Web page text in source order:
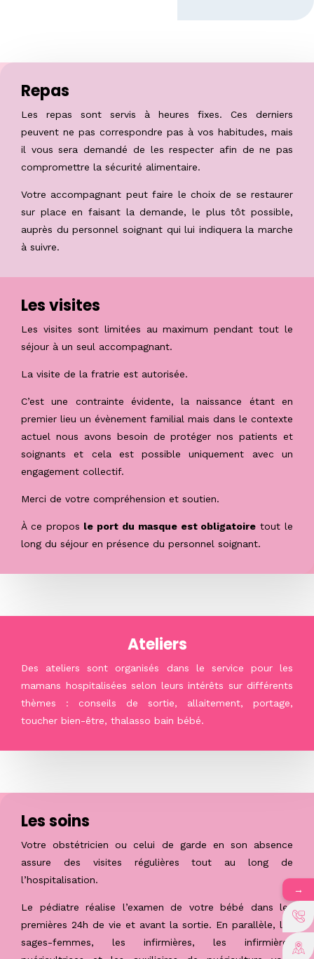
Repas
Les repas sont servis à heures fixes. Ces derniers
peuvent ne pas correspondre pas à vos habitudes, mais
il vous sera demandé de les respecter afin de ne pas
compromettre la sécurité alimentaire.
Votre accompagnant peut faire le choix de se restaurer
sur place en faisant la demande, le plus tôt possible,
auprès du personnel soignant qui lui indiquera la marche
à suivre.
Les visites
Les visites sont limitées au maximum pendant tout le
séjour à un seul accompagnant.
La visite de la fratrie est autorisée.
C’est une contrainte évidente, la naissance étant en
premier lieu un évènement familial mais dans le contexte
actuel nous avons besoin de protéger nos patients et
soignants et cela est possible uniquement avec un
engagement collectif.
Merci de votre compréhension et soutien.
À ce propos le port du masque est obligatoire tout le
long du séjour en présence du personnel soignant.
Ateliers
Des ateliers sont organisés dans le service pour les
mamans hospitalisées selon leurs intérêts sur différents
thèmes : conseils de sortie, allaitement, portage,
toucher bien-être, thalasso bain bébé.
Les soins
Votre obstétricien ou celui de garde en son absence
assure des visites régulières tout au long de
l’hospitalisation.
Le pédiatre réalise l’examen de votre bébé dans les
premières 24h de vie et avant la sortie. En parallèle, les
sages-femmes, les infirmières, les infirmières
→